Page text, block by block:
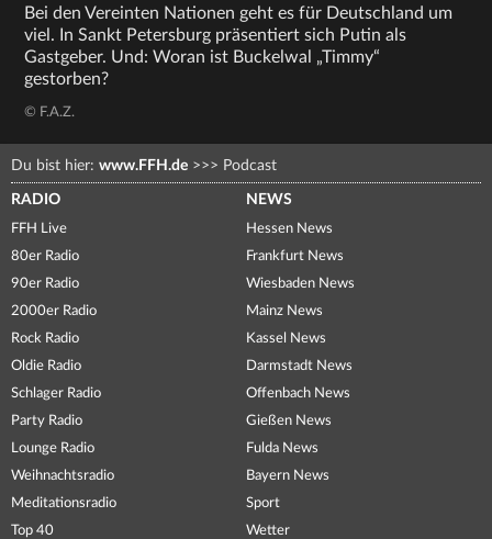
Bei den Vereinten Nationen geht es für Deutschland um
viel. In Sankt Petersburg präsentiert sich Putin als
Gastgeber. Und: Woran ist Buckelwal „Timmy“
gestorben?
© F.A.Z.
Du bist hier: www.FFH.de >>> Podcast
RADIO
FFH Live
80er Radio
90er Radio
2000er Radio
Rock Radio
Oldie Radio
Schlager Radio
Party Radio
Lounge Radio
Weihnachtsradio
Meditationsradio
Top 40
NEWS
Hessen News
Frankfurt News
Wiesbaden News
Mainz News
Kassel News
Darmstadt News
Offenbach News
Gießen News
Fulda News
Bayern News
Sport
Wetter